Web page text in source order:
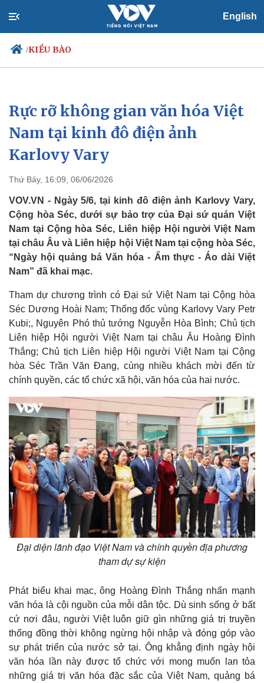
English
/KIỀU BÀO
Chính trị
Đảng
Tổ chức nhân sự
Quốc hội
Nhận diện sự thật
Xã hội
Tin 24h
Dự báo thời tiết
Rực rỡ không gian văn hóa Việt
Nam tại kinh đô điện ảnh
Karlovy Vary
Thứ Bảy, 16:09, 06/06/2026
VOV.VN - Ngày 5/6, tại kinh đô điện ảnh Karlovy Vary,
Cộng hòa Séc, dưới sự bảo trợ của Đại sứ quán Việt
Nam tại Cộng hòa Séc, Liên hiệp Hội người Việt Nam
tại châu Âu và Liên hiệp hội Việt Nam tại cộng hòa Séc,
“Ngày hội quảng bá Văn hóa - Ẩm thực - Áo dài Việt
Nam” đã khai mạc.
Tham dự chương trình có Đại sứ Việt Nam tại Cộng hòa
Séc Dương Hoài Nam; Thống đốc vùng Karlovy Vary Petr
Kubi;, Nguyên Phó thủ tướng Nguyễn Hòa Bình; Chủ tịch
Liên hiệp Hội người Việt Nam tại châu Âu Hoàng Đình
Thắng; Chủ tịch Liên hiệp Hội người Việt Nam tại Cộng
hòa Séc Trần Văn Đang, cùng nhiều khách mời đến từ
chính quyền, các tổ chức xã hội, văn hóa của hai nước.
Đại diện lãnh đạo Việt Nam và chính quyền địa phương
tham dự sự kiện
Phát biểu khai mạc, ông Hoàng Đình Thắng nhấn mạnh
văn hóa là cội nguồn của mỗi dân tộc. Dù sinh sống ở bất
cứ nơi đâu, người Việt luôn giữ gìn những giá trị truyền
thống đồng thời không ngừng hội nhập và đóng góp vào
sự phát triển của nước sở tại. Ông khẳng định ngày hội
văn hóa lần này được tổ chức với mong muốn lan tỏa
những giá trị văn hóa đặc sắc của Việt Nam, quảng bá